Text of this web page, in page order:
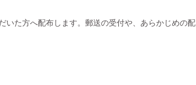
いた方へ配布します。郵送の受付や、あらかじめの配